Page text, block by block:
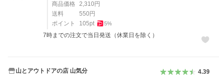
商品価格 2,310 円
送料
550 円
ポイント
105pt 5%
7時までの注文で当日発送（休業日を除く）
山とアウトドアの店 山気分 4.39